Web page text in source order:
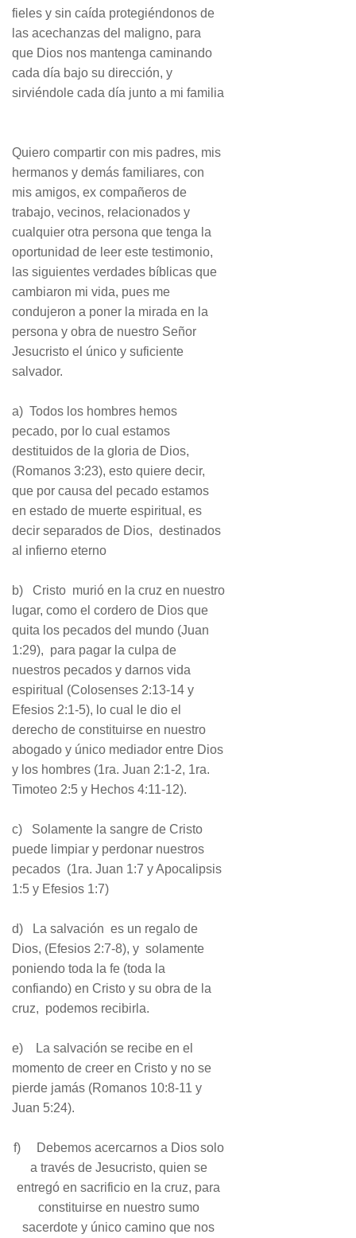
fieles y sin caída protegiéndonos de
las acechanzas del maligno, para
que Dios nos mantenga caminando
cada día bajo su dirección, y
sirviéndole cada día junto a mi familia
Quiero compartir con mis padres, mis
hermanos y demás familiares, con
mis amigos, ex compañeros de
trabajo, vecinos, relacionados y
cualquier otra persona que tenga la
oportunidad de leer este testimonio,
las siguientes verdades bíblicas que
cambiaron mi vida, pues me
condujeron a poner la mirada en la
persona y obra de nuestro Señor
Jesucristo el único y suficiente
salvador.
a) Todos los hombres hemos
pecado, por lo cual estamos
destituidos de la gloria de Dios,
(Romanos 3:23), esto quiere decir,
que por causa del pecado estamos
en estado de muerte espiritual, es
decir separados de Dios, destinados
al infierno eterno
b) Cristo murió en la cruz en nuestro
lugar, como el cordero de Dios que
quita los pecados del mundo (Juan
1:29), para pagar la culpa de
nuestros pecados y darnos vida
espiritual (Colosenses 2:13-14 y
Efesios 2:1-5), lo cual le dio el
derecho de constituirse en nuestro
abogado y único mediador entre Dios
y los hombres (1ra. Juan 2:1-2, 1ra.
Timoteo 2:5 y Hechos 4:11-12).
c) Solamente la sangre de Cristo
puede limpiar y perdonar nuestros
pecados (1ra. Juan 1:7 y Apocalipsis
1:5 y Efesios 1:7)
d) La salvación es un regalo de
Dios, (Efesios 2:7-8), y solamente
poniendo toda la fe (toda la
confiando) en Cristo y su obra de la
cruz, podemos recibirla.
e) La salvación se recibe en el
momento de creer en Cristo y no se
pierde jamás (Romanos 10:8-11 y
Juan 5:24).
f) Debemos acercarnos a Dios solo
a través de Jesucristo, quien se
entregó en sacrificio en la cruz, para
constituirse en nuestro sumo
sacerdote y único camino que nos